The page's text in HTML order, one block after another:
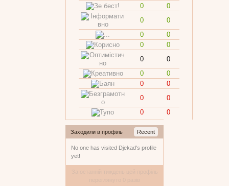
0
0
0
0
0
0
0
0
0
0
0
0
0
0
0
0
0
0
Заходили в профіль Recent
No one has visited Djekad's profile
yet!